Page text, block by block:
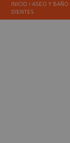
INICIO › ASEO Y BAÑO
DIENTES